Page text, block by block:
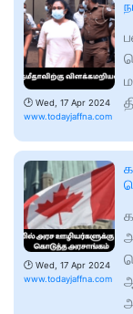
🕑 Wed, 17 Apr 2024
www.todayjaffna.com
🕑 Wed, 17 Apr 2024
www.todayjaffna.com